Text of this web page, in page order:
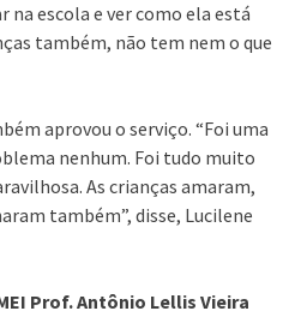
escola e ver como ela está
também, não tem nem o que
aprovou o serviço. “Foi uma
nenhum. Foi tudo muito
As crianças amaram,
também”, disse, Lucilene
Prof. Antônio Lellis Vieira